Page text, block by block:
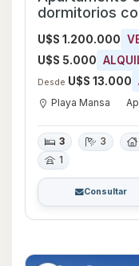
dormitorios
Playa Mansa,
U$S 1.200.000
U$S 5.000
Desde U$S 13.000
Playa Mansa
3 3
1
Consultar